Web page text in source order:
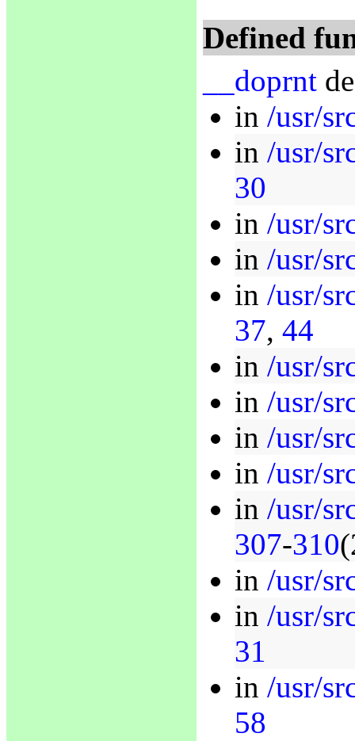
Defined
__doprnt
in /usr/
in /usr/
30
in /usr/
in /usr/
in /usr/
37, 44
in /usr/
in /usr/
in /usr/
in /usr/
in /usr/
307-310
in /usr/
in /usr/
31
in /usr/
58